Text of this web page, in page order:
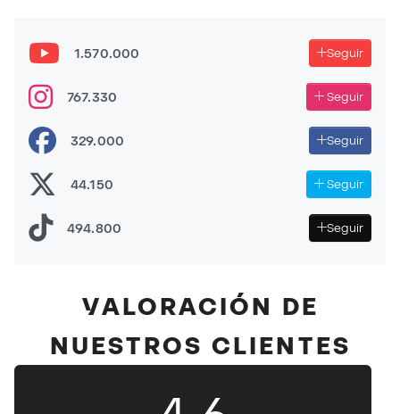
usada, la más vendida y el TOP 3 definitivo
PLAYTEST nuevas PREDATOR FT. 26 - NUEVO CAMBIO
DE GENERACIÓN!
1.570.000 Seguir
767.330 Seguir
329.000 Seguir
44.150 Seguir
494.800 Seguir
VALORACIÓN DE
NUESTROS CLIENTES